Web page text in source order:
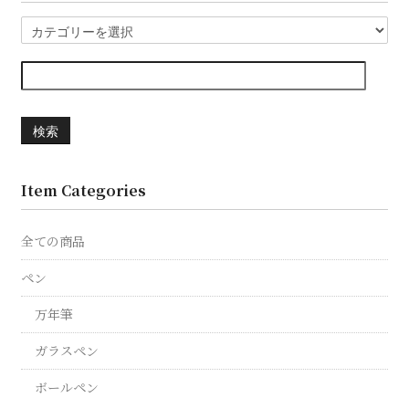
検索
Item Categories
全ての商品
ペン
万年筆
ガラスペン
ボールペン